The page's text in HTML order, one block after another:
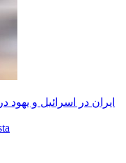
ایران در اسرائیل و یهود